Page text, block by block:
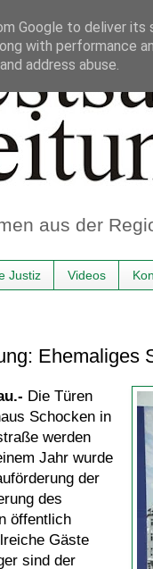
aus der
Justiz Videos
Ehemaliges
Die Türen
Schocken in
werden
Jahr wurde
der
des
öffentlich
Gäste
sind der
Google to deliver its
with performance
address abuse.